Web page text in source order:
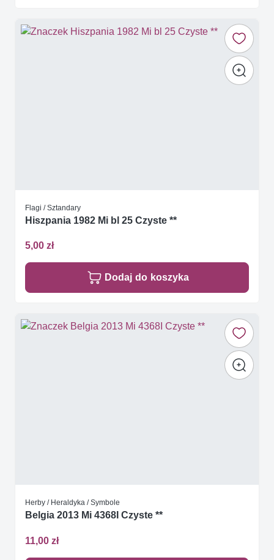
Flagi / Sztandary
Hiszpania 1982 Mi bl 25 Czyste **
5,00 zł
Dodaj do koszyka
Herby / Heraldyka / Symbole
Belgia 2013 Mi 4368I Czyste **
11,00 zł